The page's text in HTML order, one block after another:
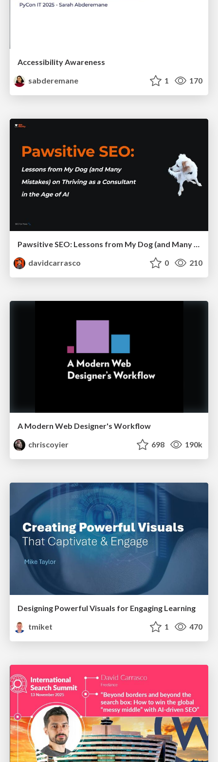
Accessibility Awareness
sabderemane
1 170
Pawsitive SEO: Lessons from My Dog (and Many Mistakes) on Thriving as a Consultant in the Age of AI
davidcarrasco
0 210
A Modern Web Designer's Workflow
chriscoyier
698 190k
Designing Powerful Visuals for Engaging Learning
tmiket
1 470